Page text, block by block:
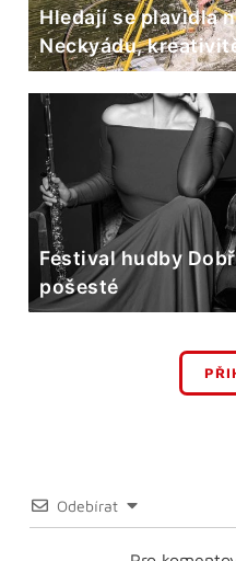
Hledají se plavidla
Neckyádu,
Festival hudby
pošesté
Odebírat